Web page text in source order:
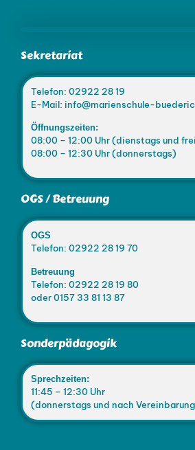
Sekretariat
Telefon: 02922 28 19
E-Mail: info@marienschule-
Öffnungszeiten:
08:00 – 12:00 Uhr (dienstags und
08:00 – 12:30 Uhr (donnerstags)
OGS / Betreuung
OGS
Telefon: 02922 28 19 70
Betreuung
Telefon: 02922 28 19 80
oder 0157 33 81 13 87
Sonderpädagogik
Sprechzeiten:
11:45 – 12:30 Uhr
(donnerstags und nach